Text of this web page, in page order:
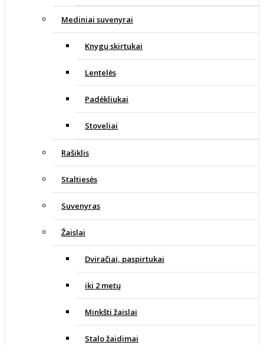
Mediniai suvenyrai
Knygų skirtukai
Lentelės
Padėkliukai
Stoveliai
Rašiklis
Staltiesės
Suvenyras
Žaislai
Dviračiai, paspirtukai
iki 2 metų
Minkšti žaislai
Stalo žaidimai